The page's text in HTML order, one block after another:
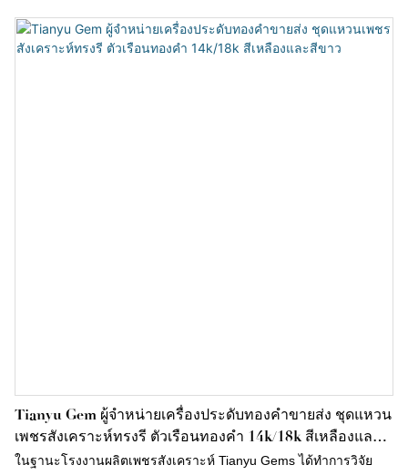
เฉพาะตัวอีกด้วย
Tianyu Gem ผู้จำหน่ายเครื่องประดับทองคำขายส่ง ชุดแหวน
เพชรสังเคราะห์ทรงรี ตัวเรือนทองคำ 14k/18k สีเหลืองและสี
ขาว
ในฐานะโรงงานผลิตเพชรสังเคราะห์ Tianyu Gems ได้ทำการวิจัย